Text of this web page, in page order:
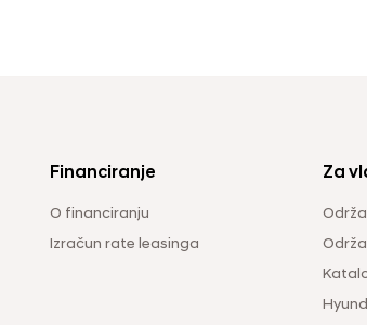
Financiranje
O financiranju
Izračun rate leasinga
Za